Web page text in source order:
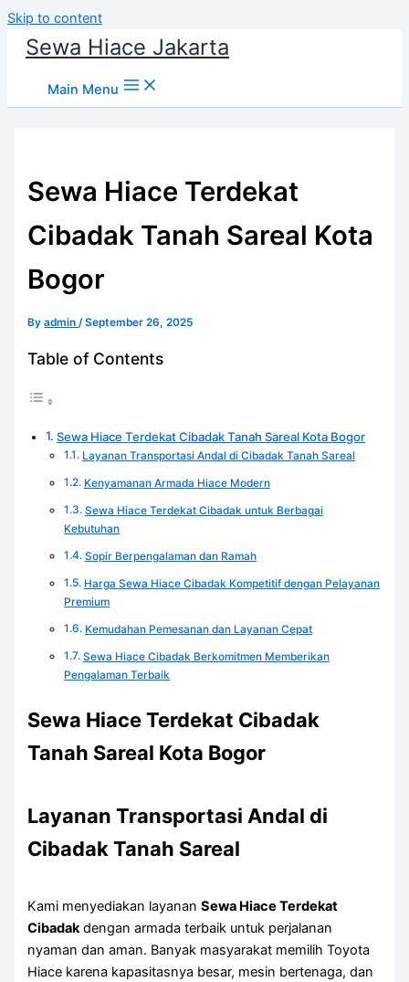
Skip to content
Sewa Hiace Jakarta
Main Menu
Sewa Hiace Terdekat
Cibadak Tanah Sareal Kota
Bogor
Byadmin/September 26, 2025
Table of Contents
Sewa Hiace Terdekat Cibadak Tanah Sareal Kota Bogor
Layanan Transportasi Andal di Cibadak Tanah Sareal
Kenyamanan Armada Hiace Modern
Sewa Hiace Terdekat Cibadak untuk Berbagai
Kebutuhan
Sopir Berpengalaman dan Ramah
Harga Sewa Hiace Cibadak Kompetitif dengan Pelayanan
Premium
Kemudahan Pemesanan dan Layanan Cepat
Sewa Hiace Cibadak Berkomitmen Memberikan
Pengalaman Terbaik
Sewa Hiace Terdekat Cibadak
Tanah Sareal Kota Bogor
Layanan Transportasi Andal di
Cibadak Tanah Sareal
Kami menyediakan layananSewa Hiace Terdekat
Cibadakdengan armada terbaik untuk perjalanan
nyaman dan aman. Banyak masyarakat memilih Toyota
Hiace karena kapasitasnya besar, mesin bertenaga, dan